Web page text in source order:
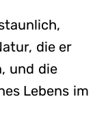
die er
und die
Lebens im